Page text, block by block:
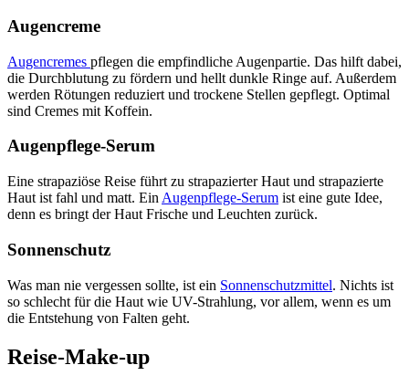
Augencreme
Augencremes pflegen die empfindliche Augenpartie. Das hilft dabei,
die Durchblutung zu fördern und hellt dunkle Ringe auf. Außerdem
werden Rötungen reduziert und trockene Stellen gepflegt. Optimal
sind Cremes mit Koffein.
Augenpflege-Serum
Eine strapaziöse Reise führt zu strapazierter Haut und strapazierte
Haut ist fahl und matt. Ein Augenpflege-Serum ist eine gute Idee,
denn es bringt der Haut Frische und Leuchten zurück.
Sonnenschutz
Was man nie vergessen sollte, ist ein Sonnenschutzmittel. Nichts ist
so schlecht für die Haut wie UV-Strahlung, vor allem, wenn es um
die Entstehung von Falten geht.
Reise-Make-up